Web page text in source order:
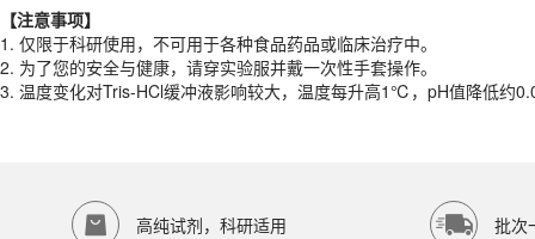
2.为了您的安全与健康，请穿实验服并戴一次性手套操作。
3. 温度变化对Tris-HCl缓冲液影响较大，温度每升高1℃，pH值降低约
产品规格
货期
现货
ECOTOP SCIENTIFIC
【注意事项】
1. 仅限于科研使用，不可用于各种食品药品或临床治疗中。
2. 为了您的安全与健康，请穿实验服并戴一次性手套操作。
3. 温度变化对Tris-HCl缓冲液影响较大，温度每升高1℃，pH值降低约
高纯试剂，科研适用 批次